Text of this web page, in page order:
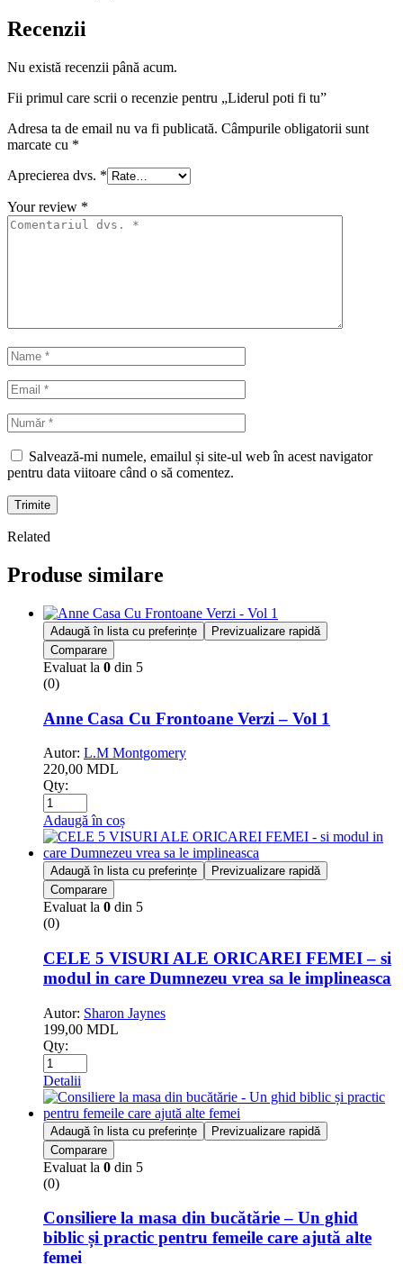
Recenzii
Nu există recenzii până acum.
Fii primul care scrii o recenzie pentru „Liderul poti fi tu”
Adresa ta de email nu va fi publicată. Câmpurile obligatorii sunt
marcate cu *
Aprecierea dvs. *
Your review *
Salvează-mi numele, emailul și site-ul web în acest navigator
pentru data viitoare când o să comentez.
Trimite
Related
Produse similare
Adaugă în lista cu preferințe
Previzualizare rapidă
Comparare
Evaluat la 0 din 5
(0)
Anne Casa Cu Frontoane Verzi – Vol 1
Autor: L.M Montgomery
220,00 MDL
Qty:
Adaugă în coș
Adaugă în lista cu preferințe
Previzualizare rapidă
Comparare
Evaluat la 0 din 5
(0)
CELE 5 VISURI ALE ORICAREI FEMEI – si
modul in care Dumnezeu vrea sa le implineasca
Autor: Sharon Jaynes
199,00 MDL
Qty:
Detalii
Adaugă în lista cu preferințe
Previzualizare rapidă
Comparare
Evaluat la 0 din 5
(0)
Consiliere la masa din bucătărie – Un ghid
biblic și practic pentru femeile care ajută alte
femei